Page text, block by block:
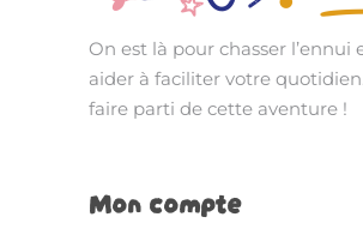
On est là pour chasser l’ennui
aider à faciliter votre
faire parti de cette aventure !
Mon compte